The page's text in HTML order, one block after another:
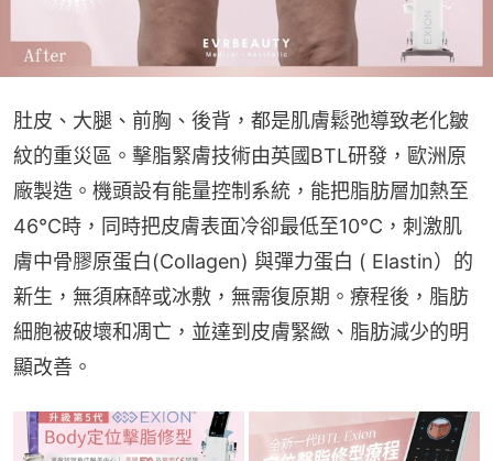
肚皮、大腿、前胸、後背，都是肌膚鬆弛導致老化皺
紋的重災區。擊脂緊膚技術由英國BTL研發，歐洲原
廠製造。機頭設有能量控制系統，能把脂肪層加熱至
46°C時，同時把皮膚表面冷卻最低至10°C，刺激肌
膚中骨膠原蛋白(Collagen) 與彈力蛋白 ( Elastin）的
新生，無須麻醉或冰敷，無需復原期。療程後，脂肪
細胞被破壞和凋亡，並達到皮膚緊緻、脂肪減少的明
顯改善。